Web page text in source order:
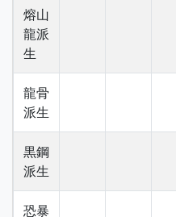
熔山
龍派
生
龍骨
派生
黒鋼
派生
恐暴